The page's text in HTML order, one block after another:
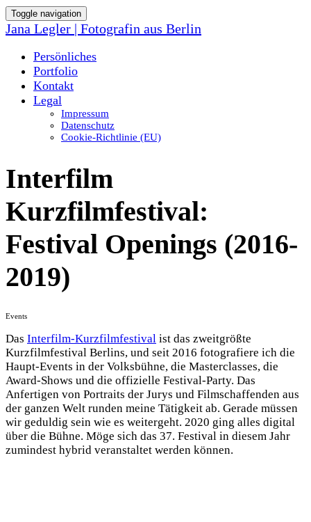
Toggle navigation
Jana Legler | Fotografin aus Berlin
Persönliches
Portfolio
Kontakt
Legal
Impressum
Datenschutz
Cookie-Richtlinie (EU)
Interfilm
Kurzfilmfestival:
Festival Openings (2016-
2019)
Events
Das Interfilm-Kurzfilmfestival ist das zweitgrößte
Kurzfilmfestival Berlins, und seit 2016 fotografiere ich die
Haupt-Events in der Volksbühne, die Masterclasses, die
Award-Shows und die offizielle Festival-Party. Das
Anfertigen von Portraits der Jurys und Filmschaffenden aus
der ganzen Welt runden meine Tätigkeit ab. Gerade müssen
wir geduldig sein wie es weitergeht. 2020 ging alles digital
über die Bühne. Möge sich das 37. Festival in diesem Jahr
zumindest hybrid veranstaltet werden können.